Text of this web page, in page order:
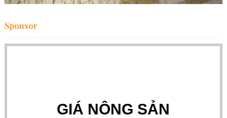
Sponsor
GIÁ NÔNG SẢN